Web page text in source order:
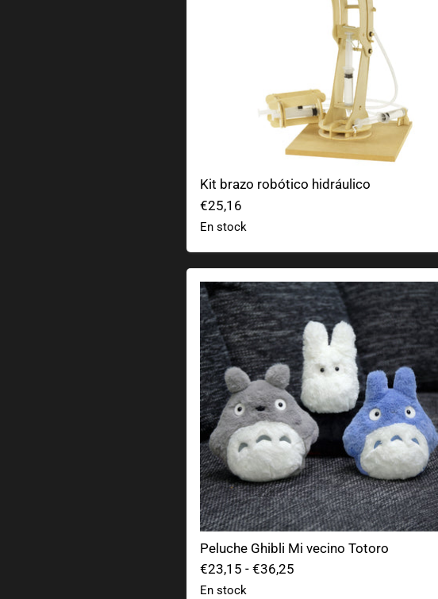
Kit brazo robótico hidráulico
€25,16
En stock
Peluche Ghibli Mi vecino Totoro
Peluche Ghibli Mi vecino Totoro
€23,15 - €36,25
En stock